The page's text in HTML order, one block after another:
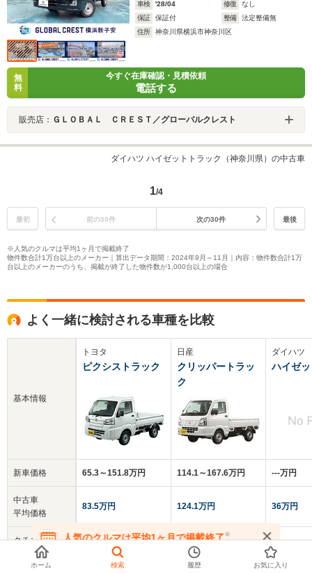
車検
'28/04 修復
なし
保証
保証付 整備
法定整備無
住所
神奈川県横浜市神奈川区
無
料
今すぐ在庫確認・見積依頼
電話する
販売店： ＧＬＯＢＡＬ ＣＲＥＳＴ／グローバルクレスト
ダイハツ ハイゼットトラック（神奈川県）の中古車
1/4
最初 前の30件 次の30件 最後
※人気のクルマは平均1ヶ月で掲載終了
物件数合計1万台以上のメーカー｜算出データ期間：2024年9月～11月｜内容：物件数合計1万
台以上のメーカーのうち、掲載が終了した物件数が1,000台以上の場合
よく一緒に検討される車種を比較
基本情報
新車価格
中古車
平均価格
クチコミ
総合評価
トヨタ
ピクシストラック
65.3～151.8万円
83.5万円
日産
クリッパートラッ
ク
114.1～167.6万円
124.1万円
ダイハツ
ハイゼ
‐‐‐万円
36万円
3.4
人気のクルマは平均1ヶ月で掲載終了※
在庫が無くなる前にお問い合わせください
ホーム 検索 履歴 お気に入り